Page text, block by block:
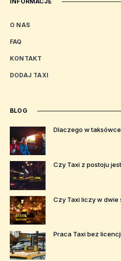
O NAS
FAQ
KONTAKT
DODAJ TAXI
BLOG
Dlaczego w taksówce
Czy Taxi z postoju
Czy Taxi liczy w dwie
Praca Taxi bez